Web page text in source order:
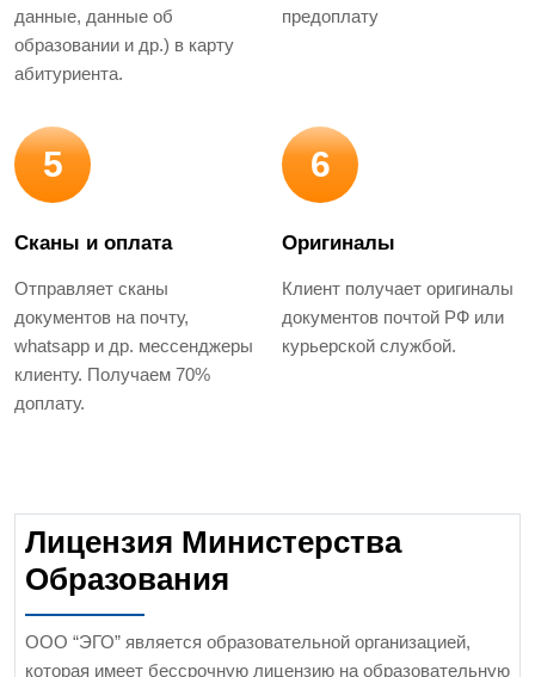
данные, данные об
образовании и др.) в карту
абитуриента.
предоплату
5
Сканы и оплата
Отправляет сканы
документов на почту,
whatsapp и др. мессенджеры
клиенту. Получаем 70%
доплату.
6
Оригиналы
Клиент получает оригиналы
документов почтой РФ или
курьерской службой.
Лицензия Министерства
Образования
ООО “ЭГО” является образовательной организацией,
которая имеет бессрочную лицензию на образовательную